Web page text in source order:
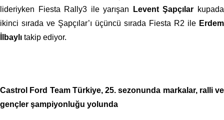
lideriyken Fiesta Rally3 ile yarışan
Levent Şapçılar kupada
ikinci sırada ve Şapçılar’ı üçüncü sırada Fiesta R2 ile Erdem
İlbaylı takip ediyor.
Castrol Ford Team Türkiye, 25. sezonunda markalar, ralli ve
gençler şampiyonluğu yolunda